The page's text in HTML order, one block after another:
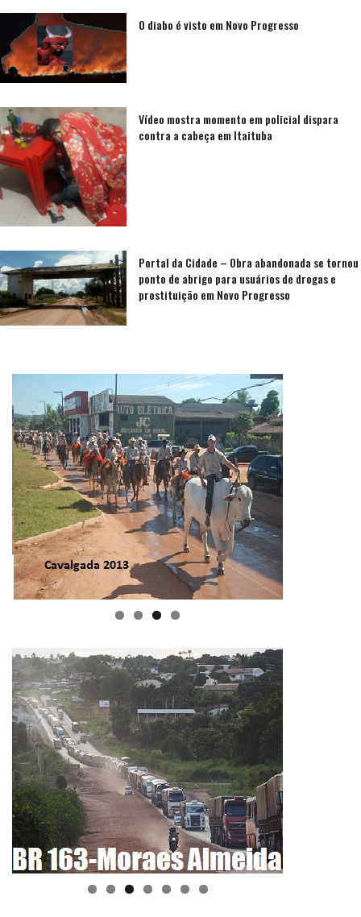
O diabo é visto em Novo Progresso
Vídeo mostra momento em policial dispara
contra a cabeça em Itaituba
Portal da Cidade – Obra abandonada se tornou
ponto de abrigo para usuários de drogas e
prostituição em Novo Progresso